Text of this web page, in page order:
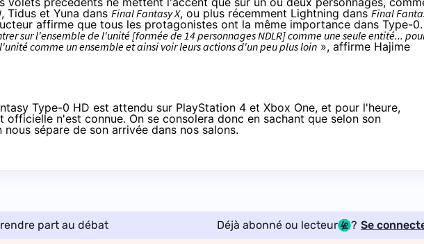
, Tidus et Yuna dans Final Fantasy X, ou plus récemment Lightning dansFinal
affirme que tous les protagonistes ont la même importance dans Type-0.
sur l'ensemble de l'unité [formée de 14 personnages NDLR] comme une seule entité...
comme un ensemble et ainsi voir leurs actions d'un peu plus loin », affirme Hajime
Type-0 HD est attendu sur PlayStation 4 et Xbox One, et pour l'heure,
officielle n'est connue. On se consolera donc en sachant que selon son
sépare de son arrivée dans nos salons.
part au débat Déjà abonné ou lecteur ? Se